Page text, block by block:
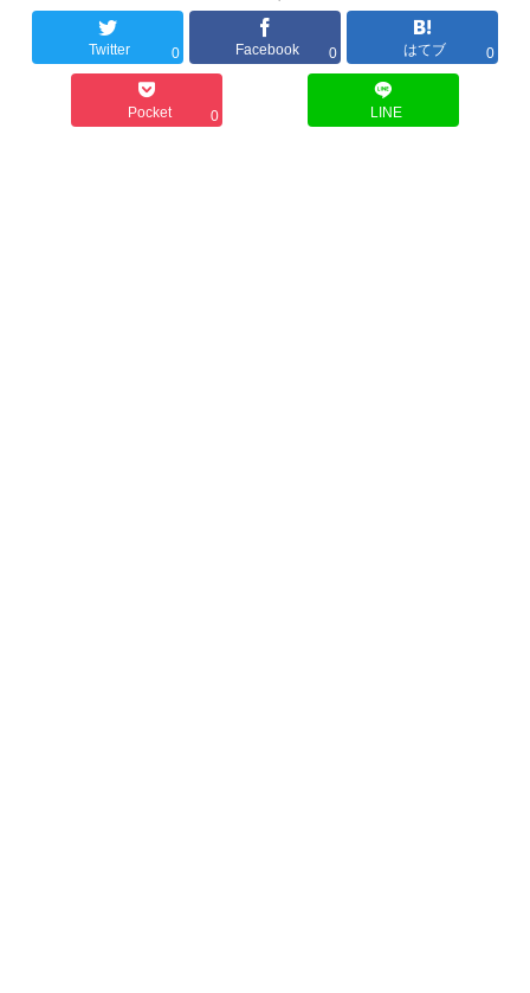
Twitter 0 Facebook 0 はてブ 0
Pocket 0 LINE